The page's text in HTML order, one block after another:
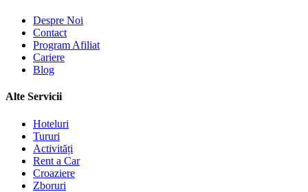
Despre Noi
Contact
Program Afiliat
Cariere
Blog
Alte Servicii
Hoteluri
Tururi
Activități
Rent a Car
Croaziere
Zboruri